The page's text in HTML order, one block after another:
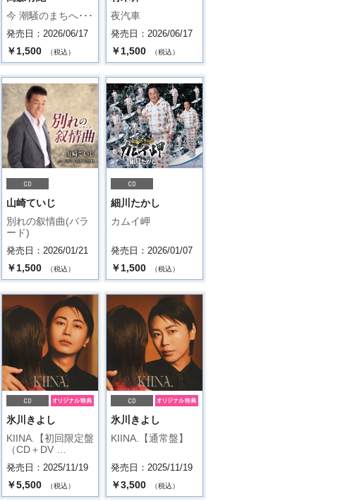
今 潮騒のまちへ･･･
発売日：2026/06/17
￥1,500 （税込）
夜汽車
発売日：2026/06/17
￥1,500 （税込）
山崎ていじ
別れの叙情曲(バラ
ード)
発売日：2026/01/21
￥1,500 （税込）
細川たかし
カムイ岬
発売日：2026/01/07
￥1,500 （税込）
氷川きよし
KIINA.【初回限定盤
（CD＋DV …
発売日：2025/11/19
￥5,500 （税込）
氷川きよし
KIINA.【通常盤】
発売日：2025/11/19
￥3,500 （税込）